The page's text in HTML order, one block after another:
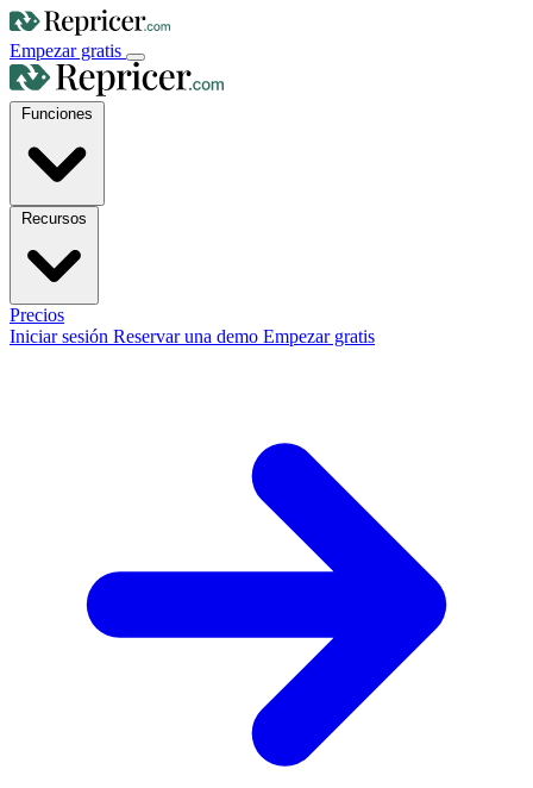
Empezar gratis
Precios
Iniciar sesión Reservar una demo Empezar gratis